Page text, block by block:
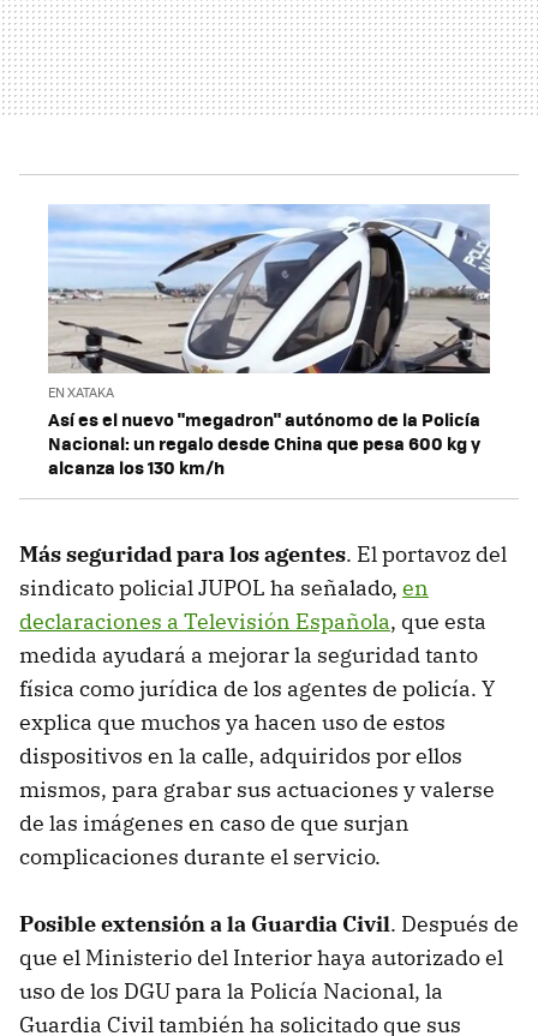
EN XATAKA
Así es el nuevo "megadron" autónomo de la Policía
Nacional: un regalo desde China que pesa 600 kg y
alcanza los 130 km/h
Más seguridad para los agentes. El portavoz del
sindicato policial JUPOL ha señalado, en
declaraciones a Televisión Española, que esta
medida ayudará a mejorar la seguridad tanto
física como jurídica de los agentes de policía. Y
explica que muchos ya hacen uso de estos
dispositivos en la calle, adquiridos por ellos
mismos, para grabar sus actuaciones y valerse
de las imágenes en caso de que surjan
complicaciones durante el servicio.
Posible extensión a la Guardia Civil. Después de
que el Ministerio del Interior haya autorizado el
uso de los DGU para la Policía Nacional, la
Guardia Civil también ha solicitado que sus